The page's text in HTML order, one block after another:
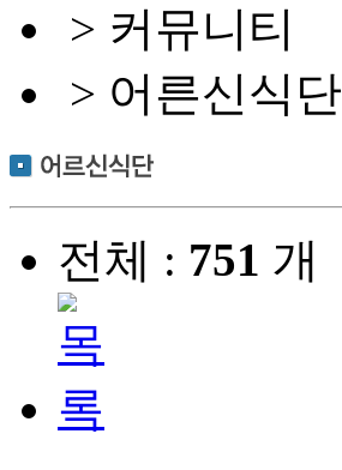
> 커뮤니티
> 어른신식단
전체 : 751 개